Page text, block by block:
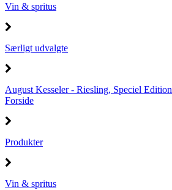
Vin & spritus
Særligt udvalgte
August Kesseler - Riesling, Speciel Edition
Forside
Produkter
Vin & spritus